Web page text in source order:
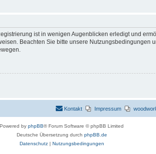
ist in wenigen Augenblicken erledigt und
Beachten Sie bitte unsere Nutzungsbedingungen
Impressum
Kontakt
Powered by phpBB® Forum Software © phpBB Limited
Deutsche Übersetzung durch phpBB.de
Datenschutz| Nutzungsbedingungen